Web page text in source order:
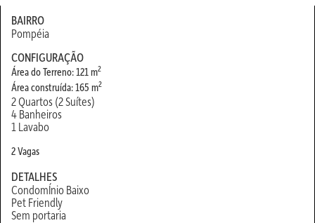
BAIRRO
Pompéia
CONFIGURAÇÃO
Área do Terreno: 121 m2
Área construída: 165 m2
2 Quartos (2 Suítes)
4 Banheiros
1 Lavabo
2 Vagas
DETALHES
CondomÍnio Baixo
Pet Friendly
Sem portaria